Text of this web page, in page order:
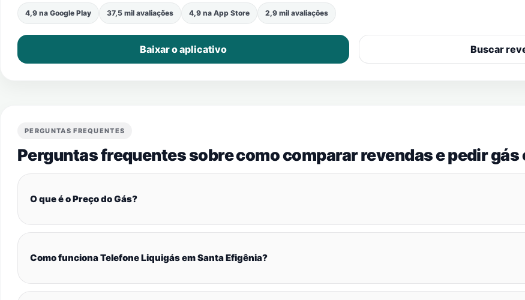
4,9 na Google Play 37,5 mil avaliações 4,9 na App Store 2,9 mil avaliações
Baixar o aplicativo Buscar
PERGUNTAS FREQUENTES
Perguntas frequentes sobre como comparar revendas e pedir gás
O que é o Preço do Gás?
Como funciona Telefone Liquigás em Santa Efigênia?